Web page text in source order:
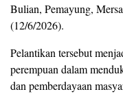
Bulian, Pemayung,
(12/6/2026).
Pelantikan tersebut
perempuan dalam
dan pemberdayaan